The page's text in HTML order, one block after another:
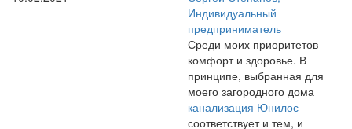
Индивидуальный
предприниматель
Среди моих приоритетов –
комфорт и здоровье. В
принципе, выбранная для
моего загородного дома
канализация Юнилос
соответствует и тем, и